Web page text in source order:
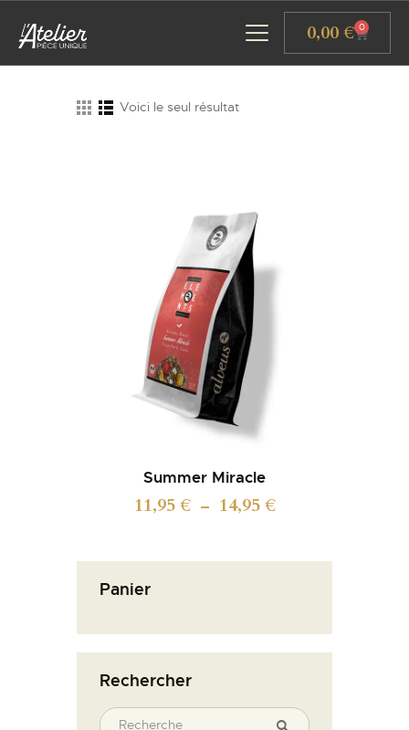
0,00€ 0
L’ATELIER GOURMAND
ACTUALITÉS
CONTACT
Voici le seul résultat
Summer Miracle
11,95€ – 14,95€
Panier
Rechercher